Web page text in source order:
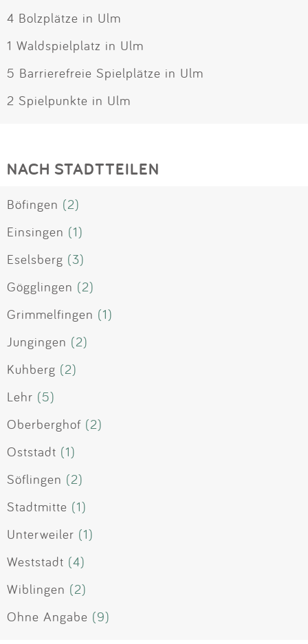
4 Bolzplätze in Ulm
1 Waldspielplatz in Ulm
5 Barrierefreie Spielplätze in Ulm
2 Spielpunkte in Ulm
NACH STADTTEILEN
Böfingen (2)
Einsingen (1)
Eselsberg (3)
Gögglingen (2)
Grimmelfingen (1)
Jungingen (2)
Kuhberg (2)
Lehr (5)
Oberberghof (2)
Oststadt (1)
Söflingen (2)
Stadtmitte (1)
Unterweiler (1)
Weststadt (4)
Wiblingen (2)
Ohne Angabe (9)